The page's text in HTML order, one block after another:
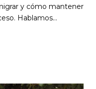
y cómo mantener
Hablamos…